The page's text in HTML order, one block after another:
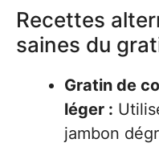
Recettes
saines du
Gratin de
léger :
jambon